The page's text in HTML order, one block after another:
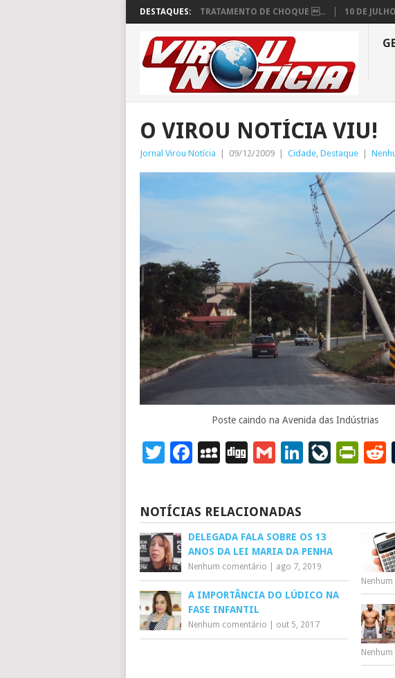
DESTAQUES: TRATAMENTO DE CHOQUE ... 10 DE
O VIROU NOTÍCIA VIU!
Jornal Virou Notícia 09/12/2009 Cidade, Destaque
Poste caindo na Avenida das Indústrias
Twitter
Facebook
MySpace
DiggGmailLinkedIn
NOTÍCIAS RELACIONADAS
DELEGADA FALA SOBRE OS 13
ANOS DA LEI MARIA DA PENHA
Nenhum comentário ago 7, 2019
A IMPORTÂNCIA DO LÚDICO NA
FASE INFANTIL
Nenhum comentário out 5, 2017